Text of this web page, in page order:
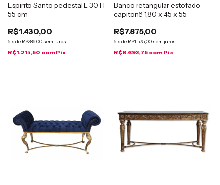
Espirito Santo pedestal L 30 H
55 cm
R$1.430,00
5x de R$286,00 sem juros
R$1.215,50 com Pix
Banco retangular estofado
capitonê 1,80 x 45 x 55
R$7.875,00
5x de R$1.575,00 sem juros
R$6.693,75 com Pix